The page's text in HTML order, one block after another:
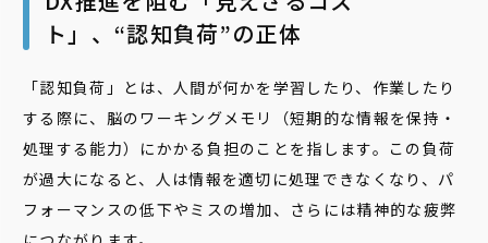
ト」、“認知負荷”の正体
「認知負荷」とは、人間が何かを学習したり、作業したり
する際に、脳のワーキングメモリ（短期的な情報を保持・
処理する能力）にかかる負担のことを指します。この負荷
が過大になると、人は情報を適切に処理できなくなり、パ
フォーマンスの低下やミスの増加、さらには精神的な疲弊